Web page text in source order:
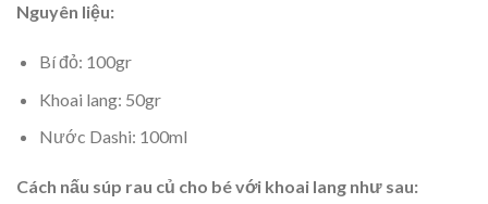
Nguyên liệu:
Bí đỏ: 100gr
Khoai lang: 50gr
Nước Dashi: 100ml
Cách nấu súp rau củ cho bé với khoai lang như sau: